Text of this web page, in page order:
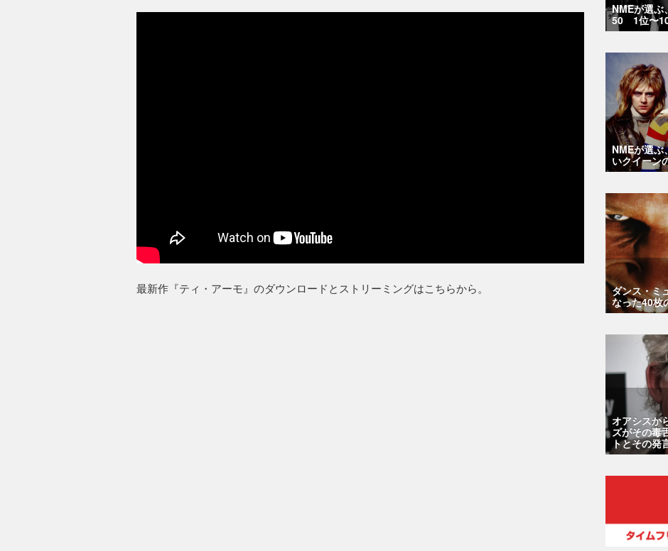
最新作『ティ・アーモ』のダウンロードとストリーミングはこちらから。
NMEが選ぶ
50 1位〜
NMEが選ぶ
いクイーン
ダンス・ミ
なった40枚
オアシスか
ズがその毒
トとその発